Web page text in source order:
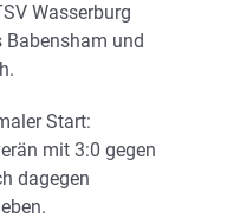
Wasserburg
Babensham und
Start:
mit 3:0 gegen
dagegen